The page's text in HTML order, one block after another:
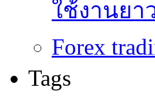
ใช้งานยา
Forex
Tags